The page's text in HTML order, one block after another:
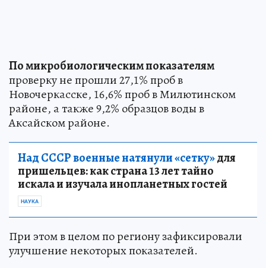
По микробиологическим показателям
проверку не прошли 27,1% проб в
Новочеркасске, 16,6% проб в Милютинском
районе, а также 9,2% образцов воды в
Аксайском районе.
Над СССР военные натянули «сетку»для
пришельцев: как страна 13 лет тайно
искала и изучала инопланетных гостей
НАУКА
При этом в целом по региону зафиксировали
улучшение некоторых показателей.